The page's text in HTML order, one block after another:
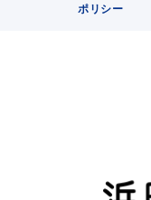
ポリシー